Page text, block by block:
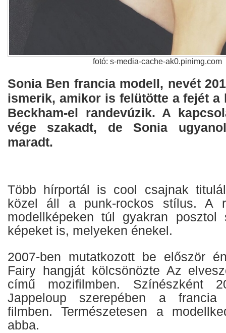
fotó: s-media-cache-ak0.pinimg.com
Sonia Ben francia modell, nevét
ismerik, amikor is felütötte a fejét
Beckham-el randevúzik. A
vége szakadt, de Sonia
maradt.
Több hírportál is cool csajnak
közel áll a punk-rockos stílus. A
modellképeken túl gyakran posztol
képeket is, melyeken énekel.
2007-ben mutatkozott be először
Fairy hangját kölcsönözte Az
című mozifilmben. Színészként
Jappeloup szerepében a francia
filmben. Természetesen a
abba.